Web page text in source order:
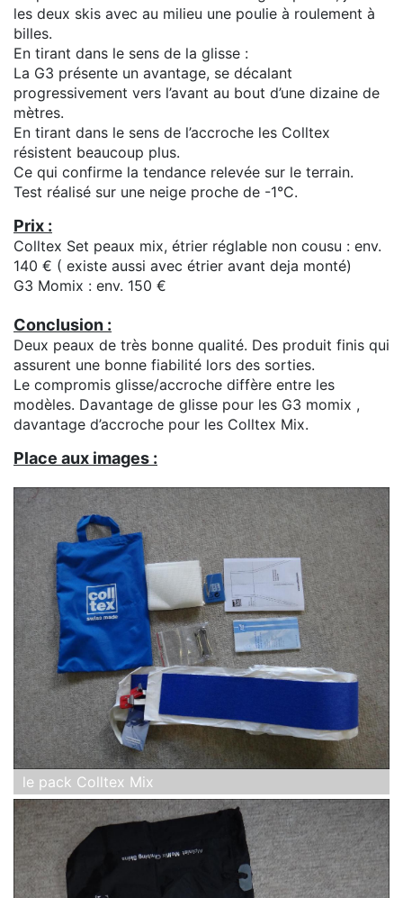
les deux skis avec au milieu une poulie à roulement à
billes.
En tirant dans le sens de la glisse :
La G3 présente un avantage, se décalant
progressivement vers l’avant au bout d’une dizaine de
mètres.
En tirant dans le sens de l’accroche les Colltex
résistent beaucoup plus.
Ce qui confirme la tendance relevée sur le terrain.
Test réalisé sur une neige proche de -1°C.
Prix :
Colltex Set peaux mix, étrier réglable non cousu : env.
140 € ( existe aussi avec étrier avant deja monté)
G3 Momix : env. 150 €
Conclusion :
Deux peaux de très bonne qualité. Des produit finis qui
assurent une bonne fiabilité lors des sorties.
Le compromis glisse/accroche diffère entre les
modèles. Davantage de glisse pour les G3 momix ,
davantage d’accroche pour les Colltex Mix.
Place aux images :
le pack Colltex Mix